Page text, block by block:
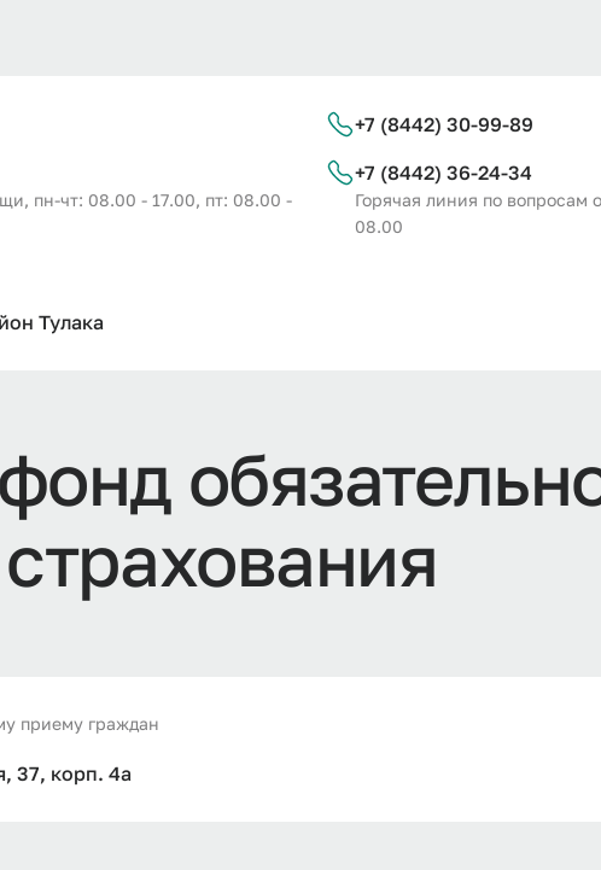
+7 (8442) 30-99-89
пн-чт: 08.00 - 17.00, пт: 08.00 -
+7 (8442) 36-24-34
Горячая линия по вопросам
08.00
Тулака
фонд обязательн
страхования
приему граждан
37, корп. 4а